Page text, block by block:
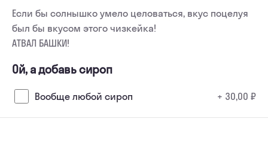
Если бы солнышко умело целоваться, вкус поцелуя
был бы вкусом этого чизкейка!
АТВАЛ БАШКИ!
Ой, а добавь сироп
Вообще любой сироп + 30,00 ₽